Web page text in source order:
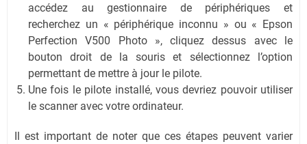
accédez au gestionnaire de périphériques et
recherchez un « périphérique inconnu » ou « Epson
Perfection V500 Photo », cliquez dessus avec le
bouton droit de la souris et sélectionnez l’option
permettant de mettre à jour le pilote.
Une fois le pilote installé, vous devriez pouvoir utiliser
le scanner avec votre ordinateur.
Il est important de noter que ces étapes peuvent varier